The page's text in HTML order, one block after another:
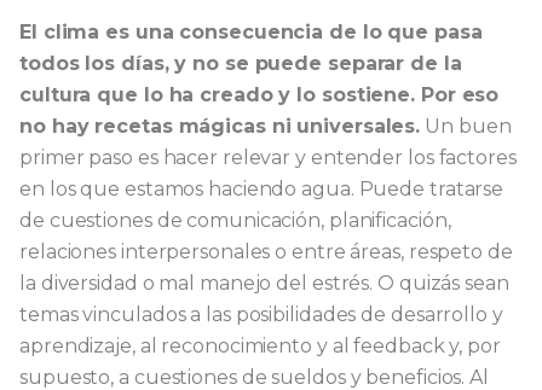
El clima es una consecuencia de lo que pasa
todos los días, y no se puede separar de la
cultura que lo ha creado y lo sostiene. Por eso
no hay recetas mágicas ni universales. Un buen
primer paso es hacer relevar y entender los factores
en los que estamos haciendo agua. Puede tratarse
de cuestiones de comunicación, planificación,
relaciones interpersonales o entre áreas, respeto de
la diversidad o mal manejo del estrés. O quizás sean
temas vinculados a las posibilidades de desarrollo y
aprendizaje, al reconocimiento y al feedback y, por
supuesto, a cuestiones de sueldos y beneficios. Al